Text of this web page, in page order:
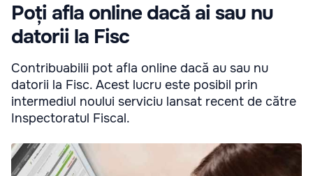
Poți afla online dacă ai sau nu
datorii la Fisc
Contribuabilii pot afla online dacă au sau nu
datorii la Fisc. Acest lucru este posibil prin
intermediul noului serviciu lansat recent de către
Inspectoratul Fiscal.